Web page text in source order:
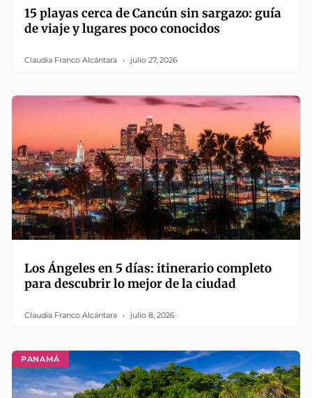
15 playas cerca de Cancún sin sargazo: guía
de viaje y lugares poco conocidos
Claudia Franco Alcántara julio 27, 2026
Los Ángeles en 5 días: itinerario completo
para descubrir lo mejor de la ciudad
Claudia Franco Alcántara julio 8, 2026
PANAMÁ